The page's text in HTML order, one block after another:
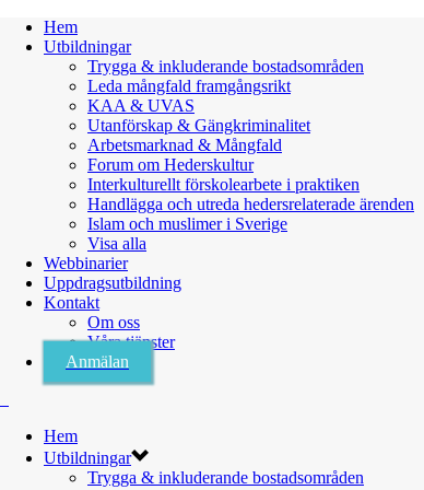
Hem
Utbildningar
Trygga & inkluderande bostadsområden
Leda mångfald framgångsrikt
KAA & UVAS
Utanförskap & Gängkriminalitet
Arbetsmarknad & Mångfald
Forum om Hederskultur
Interkulturellt förskolearbete i praktiken
Handlägga och utreda hedersrelaterade ärenden
Islam och muslimer i Sverige
Visa alla
Webbinarier
Uppdragsutbildning
Kontakt
Om oss
Våra tjänster
Anmälan
Hem
Utbildningar
Trygga & inkluderande bostadsområden